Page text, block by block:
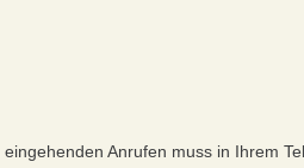
Anrufen muss in Ihrem